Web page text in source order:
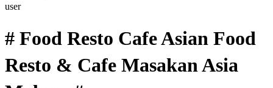
user
# Food Resto Cafe Asian Food
Resto & Cafe Masakan Asia